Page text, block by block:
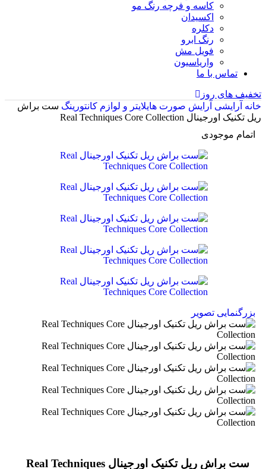
کاسه و فرچه رنگ مو
اکسیدان
دکلره
رنگ ابرو
فویل مش
واریاسیون
تماس با ما
تخفیف های روز
خانه آرایشی آرایش صورت هایلایتر و لوازم کانتورینگ ست براش
ریل تکنیک اورجینال Real Techniques Core Collection
اتمام موجودی
بزرگنمایی تصویر
ست براش ریل تکنیک اورجینال Real Techniques